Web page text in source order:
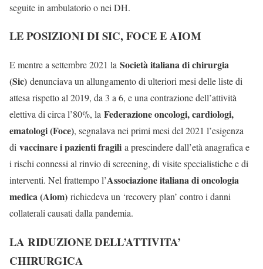
seguite in ambulatorio o nei DH.
LE POSIZIONI DI SIC, FOCE E AIOM
E mentre a settembre 2021 la Società italiana di chirurgia
(Sic) denunciava un allungamento di ulteriori mesi delle liste di
attesa rispetto al 2019, da 3 a 6, e una contrazione dell’attività
elettiva di circa l’80%, la Federazione oncologi, cardiologi,
ematologi (Foce), segnalava nei primi mesi del 2021 l’esigenza
di vaccinare i pazienti fragili a prescindere dall’età anagrafica e
i rischi connessi al rinvio di screening, di visite specialistiche e di
interventi. Nel frattempo l’Associazione italiana di oncologia
medica (Aiom) richiedeva un ‘recovery plan’ contro i danni
collaterali causati dalla pandemia.
LA RIDUZIONE DELL’ATTIVITA’
CHIRURGICA